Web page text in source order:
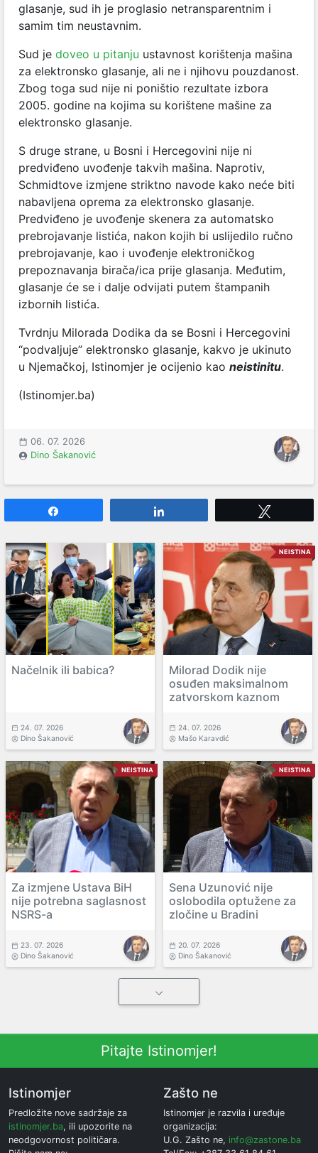
glasanje, sud ih je proglasio netransparentnim i
samim tim neustavnim.
Sud je doveo u pitanju ustavnost korištenja mašina
za elektronsko glasanje, ali ne i njihovu pouzdanost.
Zbog toga sud nije ni poništio rezultate izbora
2005. godine na kojima su korištene mašine za
elektronsko glasanje.
S druge strane, u Bosni i Hercegovini nije ni
predviđeno uvođenje takvih mašina. Naprotiv,
Schmidtove izmjene striktno navode kako neće biti
nabavljena oprema za elektronsko glasanje.
Predviđeno je uvođenje skenera za automatsko
prebrojavanje listića, nakon kojih bi uslijedilo ručno
prebrojavanje, kao i uvođenje elektroničkog
prepoznavanja birača/ica prije glasanja. Međutim,
glasanje će se i dalje odvijati putem štampanih
izbornih listića.
Tvrdnju Milorada Dodika da se Bosni i Hercegovini
“podvaljuje” elektronsko glasanje, kakvo je ukinuto
u Njemačkoj, Istinomjer je ocijenio kao neistinitu.
(Istinomjer.ba)
06. 07. 2026
Dino Šakanović
Načelnik ili babica?
24. 07. 2026
Dino Šakanović
NEISTINA
Milorad Dodik nije
osuđen maksimalnom
zatvorskom kaznom
24. 07. 2026
Mašo Karavdić
NEISTINA
Za izmjene Ustava BiH
nije potrebna saglasnost
NSRS-a
23. 07. 2026
Dino Šakanović
NEISTINA
Sena Uzunović nije
oslobodila optužene za
zločine u Bradini
20. 07. 2026
Dino Šakanović
Pitajte Istinomjer!
Istinomjer
Predložite nove sadržaje za
istinomjer.ba, ili upozorite na
neodgovornost političara.
Zašto ne
Istinomjer je razvila i uređuje
organizacija:
U.G. Zašto ne, info@zastone.ba